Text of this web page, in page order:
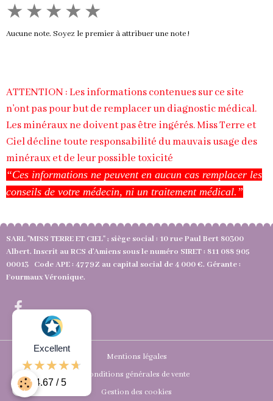
★ ★ ★ ★ ★
Aucune note. Soyez le premier à attribuer une note !
ATTENTION : Les informations contenues sur ce site
n’ont pas pour but de remplacer un diagnostic médical.
Les minéraux ne doivent pas être ingérés. Miss Terre et
Ciel décline toute responsabilité du mauvais usage des
minéraux et de leur possible toxicité
“Ces informations ne peuvent en aucun cas remplacer les
conseils de votre médecin, ni un traitement médical.”
SARL "MISS TERRE ET CIEL" ; siège social : 10 rue Paul Bert 80300
Albert. Inscrit au RCS d'Amiens sous le numéro SIRET : 811 088 905
00013 Code APE : 4779Z au capital social de 4 000 €. Gérante :
Fourmaux Véronique.
Mentions légales
Conditions générales de vente
Gestion des cookies
Excellent
4.67 / 5